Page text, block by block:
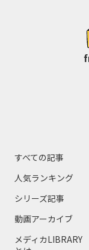
すべての記事
人気ランキング
シリーズ記事
動画アーカイブ
メディカLIBRARY